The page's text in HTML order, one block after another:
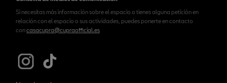
Si necesitas más información sobre el espacio o tienes alguna petición en
relación con el espacio o sus actividades, puedes ponerte en contacto
concasacupra@cupraofficial.es